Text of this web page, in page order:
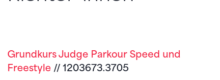
Grundkurs Judge Parkour Speed und
Freestyle // 1203673.3705